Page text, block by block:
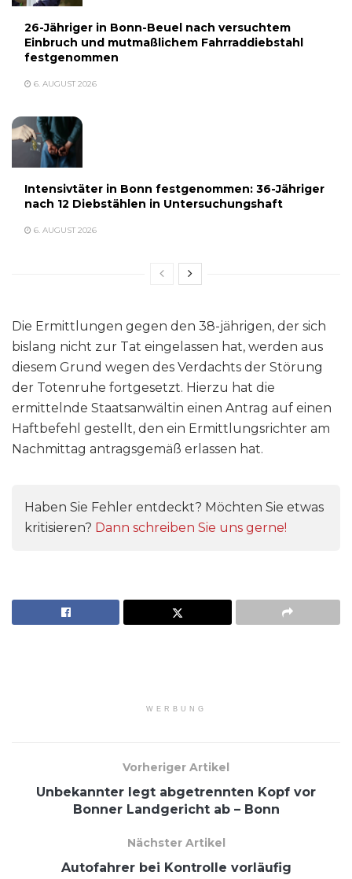
26-Jähriger in Bonn-Beuel nach versuchtem
Einbruch und mutmaßlichem Fahrraddiebstahl
festgenommen
6. AUGUST 2026
Intensivtäter in Bonn festgenommen: 36-Jähriger
nach 12 Diebstählen in Untersuchungshaft
6. AUGUST 2026
Die Ermittlungen gegen den 38-jährigen, der sich
bislang nicht zur Tat eingelassen hat, werden aus
diesem Grund wegen des Verdachts der Störung
der Totenruhe fortgesetzt. Hierzu hat die
ermittelnde Staatsanwältin einen Antrag auf einen
Haftbefehl gestellt, den ein Ermittlungsrichter am
Nachmittag antragsgemäß erlassen hat.
Haben Sie Fehler entdeckt? Möchten Sie etwas
kritisieren? Dann schreiben Sie uns gerne!
WERBUNG
Vorheriger Artikel
Unbekannter legt abgetrennten Kopf vor
Bonner Landgericht ab – Bonn
Nächster Artikel
Autofahrer bei Kontrolle vorläufig